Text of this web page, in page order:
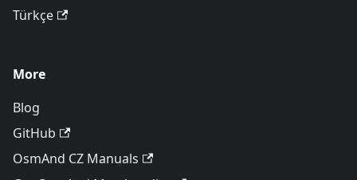
Türkçe
More
Blog
GitHub
OsmAnd CZ Manuals